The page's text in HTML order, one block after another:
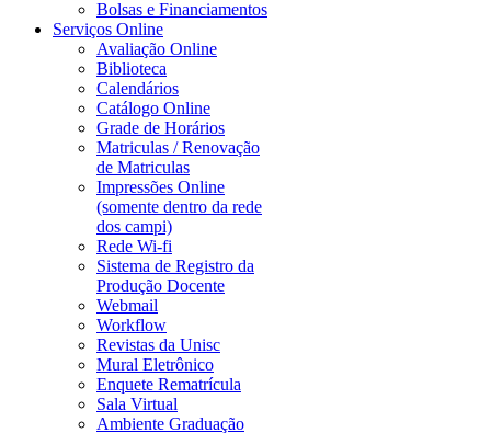
Bolsas e Financiamentos
Serviços Online
Avaliação Online
Biblioteca
Calendários
Catálogo Online
Grade de Horários
Matriculas / Renovação
de Matriculas
Impressões Online
(somente dentro da rede
dos campi)
Rede Wi-fi
Sistema de Registro da
Produção Docente
Webmail
Workflow
Revistas da Unisc
Mural Eletrônico
Enquete Rematrícula
Sala Virtual
Ambiente Graduação